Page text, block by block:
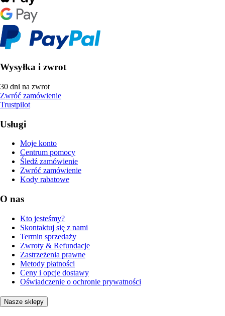
Wysyłka i zwrot
30 dni na zwrot
Zwróć zamówienie
Trustpilot
Usługi
Moje konto
Centrum pomocy
Śledź zamówienie
Zwróć zamówienie
Kody rabatowe
O nas
Kto jesteśmy?
Skontaktuj się z nami
Termin sprzedaży
Zwroty & Refundacje
Zastrzeżenia prawne
Metody płatności
Ceny i opcje dostawy
Oświadczenie o ochronie prywatności
Nasze sklepy